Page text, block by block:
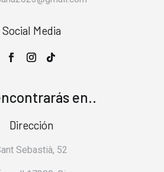
Social Media
en..
Dirección
Sebastià, 52